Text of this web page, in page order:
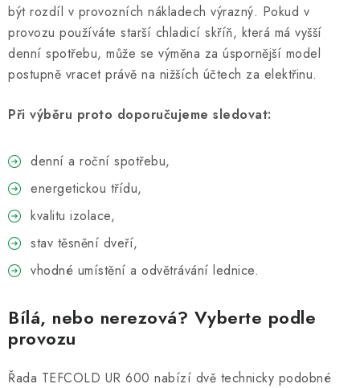
být rozdíl v provozních nákladech výrazný. Pokud v
provozu používáte starší chladicí skříň, která má vyšší
denní spotřebu, může se výměna za úspornější model
postupně vracet právě na nižších účtech za elektřinu.
Při výběru proto doporučujeme sledovat:
denní a roční spotřebu,
energetickou třídu,
kvalitu izolace,
stav těsnění dveří,
vhodné umístění a odvětrávání lednice.
Bílá, nebo nerezová? Vyberte podle
provozu
Řada TEFCOLD UR 600 nabízí dvě technicky podobné